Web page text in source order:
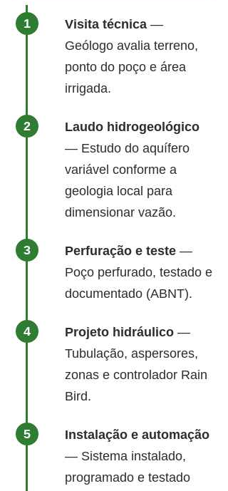
Visita técnica —
Geólogo avalia terreno,
ponto do poço e área
irrigada.
Laudo hidrogeológico
— Estudo do aquífero
variável conforme a
geologia local para
dimensionar vazão.
Perfuração e teste —
Poço perfurado, testado e
documentado (ABNT).
Projeto hidráulico —
Tubulação, aspersores,
zonas e controlador Rain
Bird.
Instalação e automação
— Sistema instalado,
programado e testado